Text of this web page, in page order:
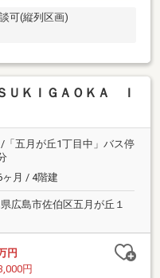
可(縦列区画)
ＵＫＩＧＡＯＫＡ Ｉ
「五月が丘1丁目中」バス停
月 / 4階建
広島市佐伯区五月が丘１
円
円